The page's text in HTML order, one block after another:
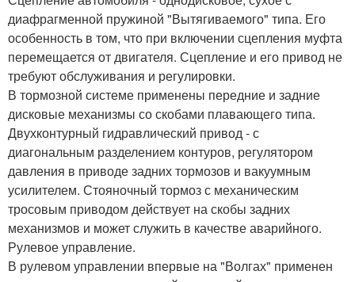
диафрагменной пружиной "Вытягиваемого" типа. Его
особенность в том, что при включении сцепления муфта
перемещается от двигателя. Сцепление и его привод не
требуют обслуживания и регулировки.
В тормозной системе применены передние и задние
дисковые механизмы со скобами плавающего типа.
Двухконтурный гидравлический привод - с
диагональным разделением контуров, регулятором
давления в приводе задних тормозов и вакуумным
усилителем. Стояночный тормоз с механическим
тросовым приводом действует на скобы задних
механизмов и может служить в качестве аварийного.
Рулевое управление.
В рулевом управлении впервые на "Волгах" применен